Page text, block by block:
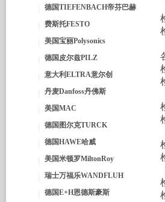
德国TIEFENBACH帝芬巴赫
费斯托FESTO
美国宝丽Polysonics
德国皮尔兹PILZ
意大利ELTRA意尔创
丹麦Danfoss丹佛斯
美国MAC
德国图尔克TURCK
德国HAWE哈威
美国米顿罗MiltonRoy
瑞士万福乐WANDFLUH
德国E+H恩德斯豪斯